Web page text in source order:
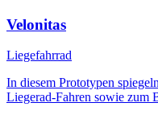
Velonitas
Liegefahrrad
In diesem Prototypen
Liegerad-Fahren sowie zum